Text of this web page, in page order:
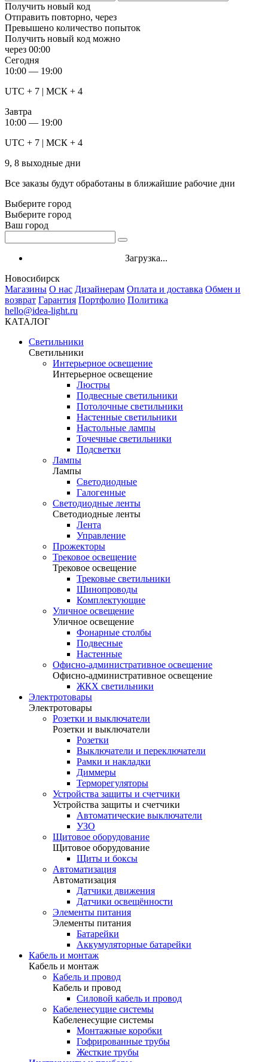
Получить новый код
Отправить повторно, через
Превышено количество попыток
Получить новый код можно
через 00:00
Сегодня
10:00 — 19:00
UTC + 7 | МСК + 4
Завтра
10:00 — 19:00
UTC + 7 | МСК + 4
9, 8 выходные дни
Все заказы будут обработаны в ближайшие рабочие дни
Выберите город
Выберите город
Ваш город
Загрузка...
Новосибирск
Магазины О нас Дизайнерам Оплата и доставка Обмен и
возврат Гарантия Портфолио Политика
hello@idea-light.ru
КАТАЛОГ
Светильники
Светильники
Интерьерное освещение
Интерьерное освещение
Люстры
Подвесные светильники
Потолочные светильники
Настенные светильники
Настольные лампы
Точечные светильники
Подсветки
Лампы
Лампы
Светодиодные
Галогенные
Светодиодные ленты
Светодиодные ленты
Лента
Управление
Прожекторы
Трековое освещение
Трековое освещение
Трековые светильники
Шинопроводы
Комплектующие
Уличное освещение
Уличное освещение
Фонарные столбы
Подвесные
Настенные
Офисно-административное освещение
Офисно-административное освещение
ЖКХ светильники
Электротовары
Электротовары
Розетки и выключатели
Розетки и выключатели
Розетки
Выключатели и переключатели
Рамки и накладки
Диммеры
Терморегуляторы
Устройства защиты и счетчики
Устройства защиты и счетчики
Автоматические выключатели
УЗО
Щитовое оборудование
Щитовое оборудование
Щиты и боксы
Автоматизация
Автоматизация
Датчики движения
Датчики освещённости
Элементы питания
Элементы питания
Батарейки
Аккумуляторные батарейки
Кабель и монтаж
Кабель и монтаж
Кабель и провод
Кабель и провод
Силовой кабель и провод
Кабеленесущие системы
Кабеленесущие системы
Монтажные коробки
Гофрированные трубы
Жесткие трубы